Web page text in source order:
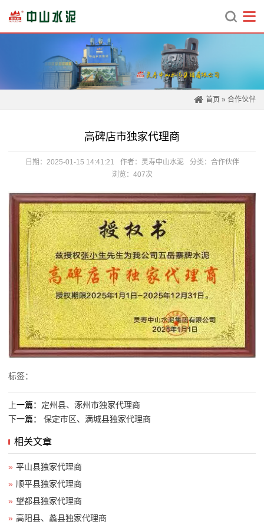
首页 » 合作伙伴
高碑店市独家代理商
日期：2025-01-15 14:41:21 作者：灵寿中山水泥 分类： 合作伙伴
浏览：407次
标签：
上一篇： 定州县、涿州市独家代理商
下一篇： 保定市区、满城县独家代理商
相关文章
» 平山县独家代理商
» 顺平县独家代理商
» 望都县独家代理商
» 高阳县、蠡县独家代理商